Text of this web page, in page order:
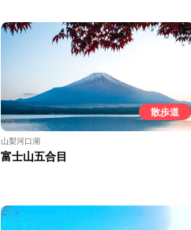
散歩道
山梨河口湖
富士山五合目